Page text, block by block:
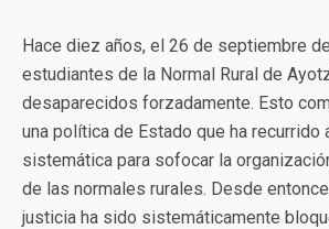
Hace diez años, el 26 de septiembre
estudiantes de la Normal Rural de
desaparecidos forzadamente. Esto
una política de Estado que ha recurrido
sistemática para sofocar la
de las normales rurales. Desde
justicia ha sido sistemáticamente